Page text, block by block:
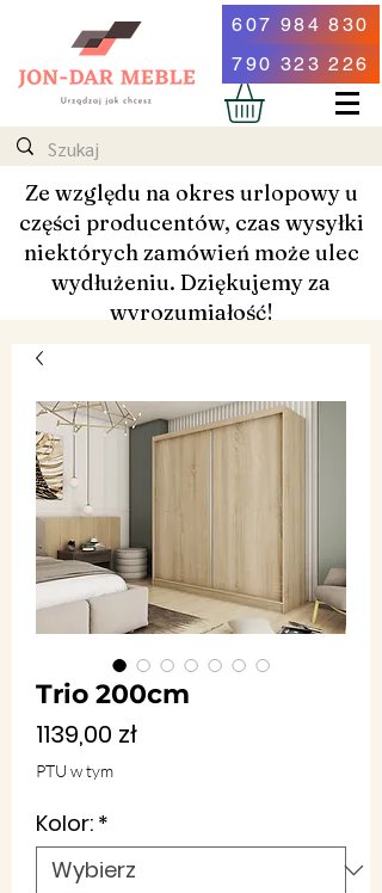
607 984 830
790 323 226
Ze względu na okres urlopowy u
części producentów, czas wysyłki
niektórych zamówień może ulec
wydłużeniu. Dziękujemy za
wyrozumiałość!
Trio 200cm
1139,00 złCena
PTU w tym
Kolor: *